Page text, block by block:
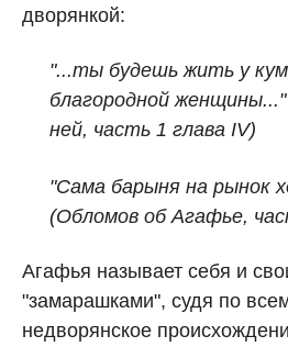
дворянкой:
"...ты будешь жить у
благородной
ней, часть 1 глава IV)
"Сама барыня на рынок
(Обломов об Агафье,
Агафья называет себя и
"замарашками", судя по
недворянское